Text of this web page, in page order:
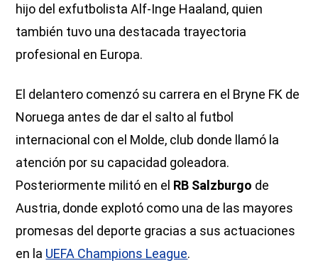
hijo del exfutbolista Alf-Inge Haaland, quien
también tuvo una destacada trayectoria
profesional en Europa.
El delantero comenzó su carrera en el Bryne FK de
Noruega antes de dar el salto al futbol
internacional con el Molde, club donde llamó la
atención por su capacidad goleadora.
Posteriormente militó en el RB Salzburgo de
Austria, donde explotó como una de las mayores
promesas del deporte gracias a sus actuaciones
en la UEFA Champions League.